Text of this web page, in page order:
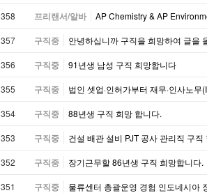
358 프리랜서/알바 AP Chemistry & AP
357 구직중 안녕하십니까 구직을 희망하여 글을
356 구직중 91년생 남성 구직 희망합니다
355 구직중 법인 셋업·인허가부터 재무·인사노무
354 구직중 88년생 구직 희망 합니다.
353 구직중 건설 배관 설비 PJT 공사 관리직 구
352 구직중 장기근무할 86년생 구직 희망합니다.
351 구직중 물류센터 총괄운영 경험 인도네시아